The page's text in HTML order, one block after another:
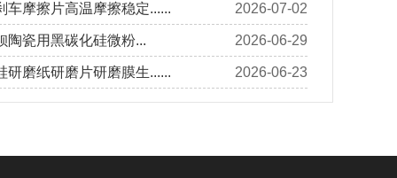
2026-07-02
车摩擦片高温摩擦稳定......
2026-06-29
陶瓷用黑碳化硅微粉...
2026-06-23
研磨纸研磨片研磨膜生......